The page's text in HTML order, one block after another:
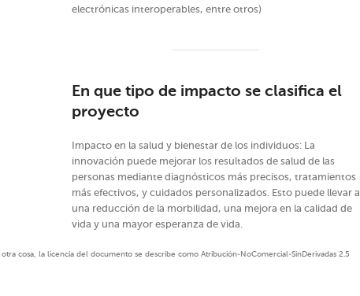
electrónicas interoperables, entre otros)
En que tipo de impacto se clasifica el
proyecto
Impacto en la salud y bienestar de los individuos: La
innovación puede mejorar los resultados de salud de las
personas mediante diagnósticos más precisos, tratamientos
más efectivos, y cuidados personalizados. Esto puede llevar a
una reducción de la morbilidad, una mejora en la calidad de
vida y una mayor esperanza de vida.
otra cosa, la licencia del documento se describe como Atribución-NoComercial-SinDerivadas 2.5